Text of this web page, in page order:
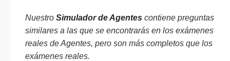
Nuestro Simulador de Agentes contiene preguntas
similares a las que se encontrarás en los exámenes
reales de Agentes, pero son más completos que los
exámenes reales.